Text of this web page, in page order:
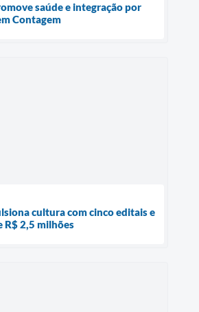
saúde e integração por
Contagem
cultura com cinco editais e
R$ 2,5 milhões